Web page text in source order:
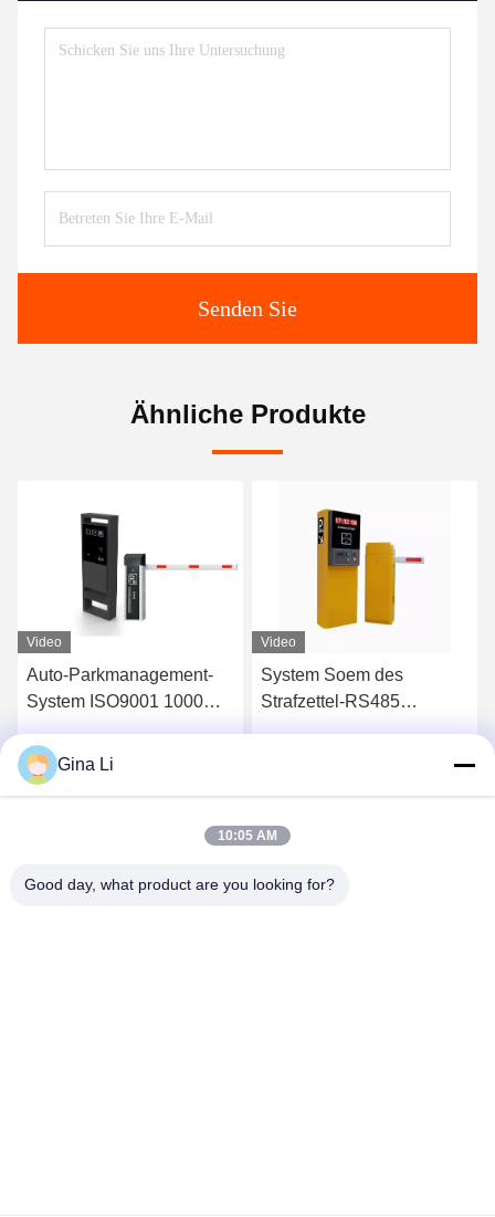
Senden Sie
Ähnliche Produkte
Video
Auto-Parkmanagement-
System ISO9001 1000
RFID
Video
System Soem des
Strafzettel-RS485
Gina Li
10:05 AM
Good day, what product are you looking for?